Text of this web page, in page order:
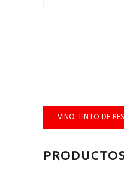
VINO TINTO DE